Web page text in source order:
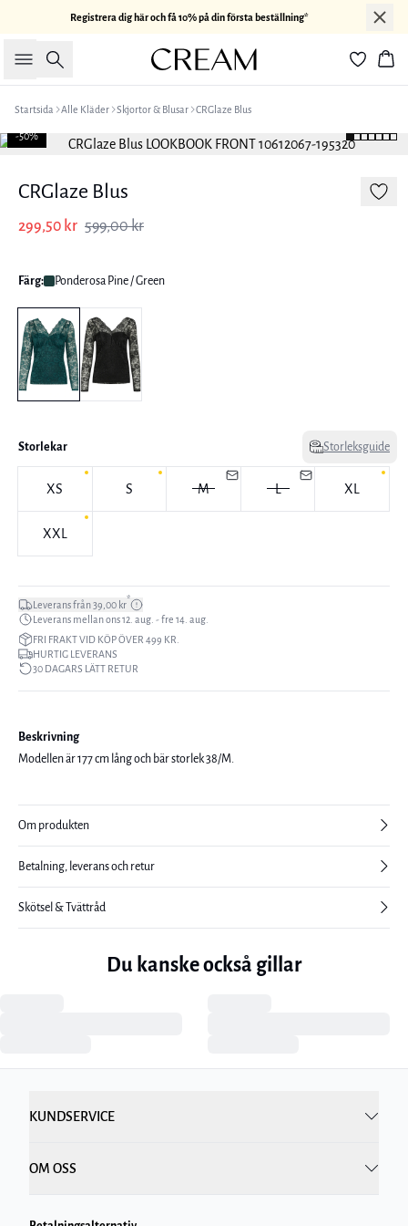
Registrera dig här och få 10% på din första beställning*
Sök
Startsida Alle Kläder Skjortor & Blusar CRGlaze Blus
-50%
CRGlaze Blus
299,50 kr 599,00 kr
Färg: Ponderosa Pine / Green
Storlekar Storleksguide
XS S M L XL
XXL
Leverans från 39,00 kr*
Leverans mellan ons 12. aug. - fre 14. aug.
FRI FRAKT VID KÖP ÖVER 499 KR.
HURTIG LEVERANS
30 DAGARS LÄTT RETUR
Beskrivning
Modellen är 177 cm lång och bär storlek 38/M.
Om produkten
Betalning, leverans och retur
Skötsel & Tvättråd
Du kanske också gillar
KUNDSERVICE
OM OSS